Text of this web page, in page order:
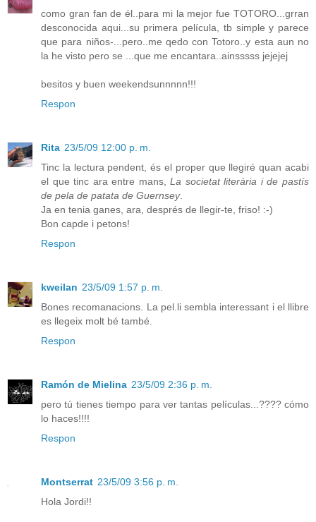
como gran fan de él..para mi la mejor fue TOTORO...grran
desconocida aqui...su primera película, tb simple y parece
que para niños-...pero..me qedo con Totoro..y esta aun no
la he visto pero se ...que me encantara..ainsssss jejejej
besitos y buen weekendsunnnnn!!!
Respon
Rita 23/5/09 12:00 p. m.
Tinc la lectura pendent, és el proper que llegiré quan acabi
el que tinc ara entre mans,La societat literària i de pastís
de pela de patata de Guernsey.
Ja en tenia ganes, ara, després de llegir-te, friso! :-)
Bon capde i petons!
Respon
kweilan 23/5/09 1:57 p. m.
Bones recomanacions. La pel.li sembla interessant i el llibre
es llegeix molt bé també.
Respon
Ramón de Mielina 23/5/09 2:36 p. m.
pero tú tienes tiempo para ver tantas películas...???? cómo
lo haces!!!!
Respon
Montserrat 23/5/09 3:56 p. m.
Hola Jordi!!